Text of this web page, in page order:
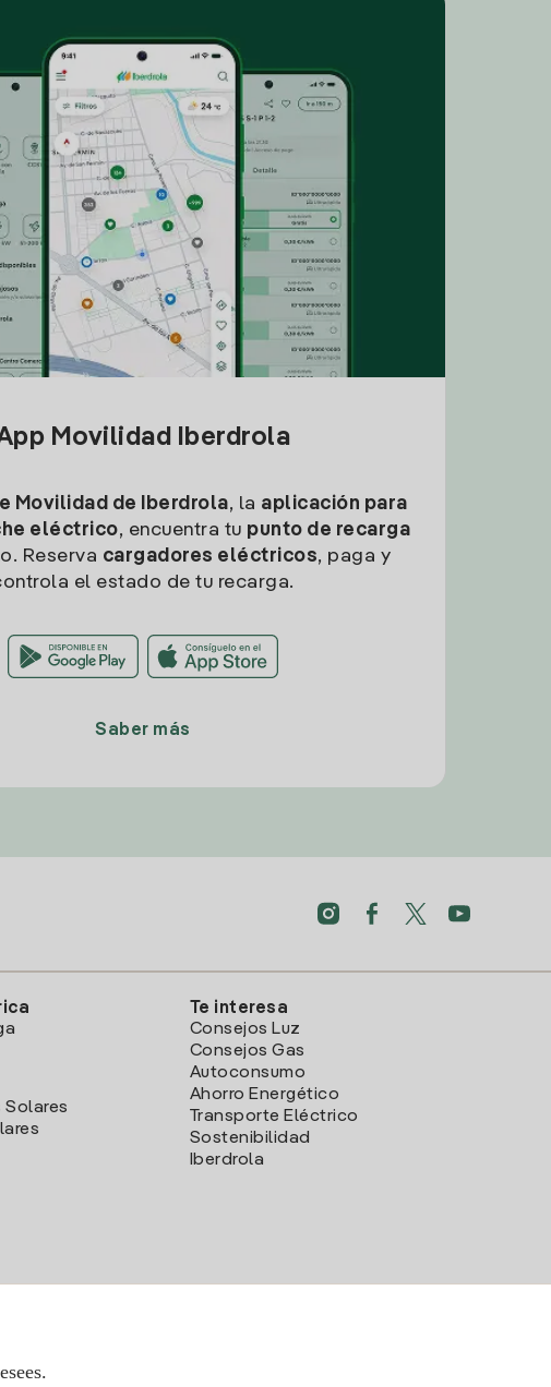
Movilidad Iberdrola
Movilidad de Iberdrola, la aplicación para
eléctrico, encuentra tu punto de recarga
Reserva cargadores eléctricos, paga y
el estado de tu recarga.
Saber más
Solares
Te interesa
Consejos Luz
Consejos Gas
Autoconsumo
Ahorro Energético
Transporte Eléctrico
Sostenibilidad
Iberdrola